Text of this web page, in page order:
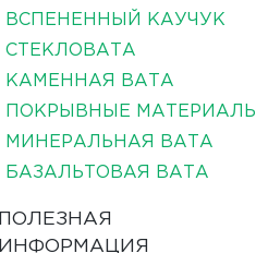
ВСПЕНЕННЫЙ КАУЧУК
СТЕКЛОВАТА
КАМЕННАЯ ВАТА
ПОКРЫВНЫЕ МАТЕРИАЛЫ
МИНЕРАЛЬНАЯ ВАТА
БАЗАЛЬТОВАЯ ВАТА
ПОЛЕЗНАЯ
ИНФОРМАЦИЯ